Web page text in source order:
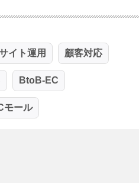
イト運用 顧客対応
BtoB-EC
モール